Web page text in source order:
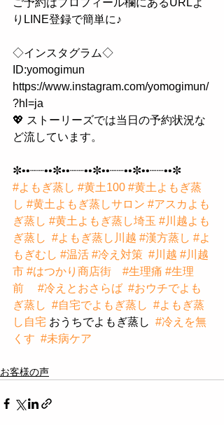
ご予約はプロフィール欄にあるURLよ
りLINE登録で簡単に♪
◇インスタグラム◇
ID:yomogimun
https://www.instagram.com/yomogimun/
?hl=ja
💖 ストーリーズでは当日の予約状況な
ど流しています。
✼••┈┈••✼••┈┈••✼••┈┈••✼••┈┈••✼
#よもぎ蒸し #黄土100 #黄土よもぎ蒸
し #黄土よもぎ蒸しサロン #アスカよも
ぎ蒸し #黄土よもぎ蒸し埼玉 #川越よも
ぎ蒸し #よもぎ蒸し川越 #漢方蒸し #よ
もぎむし #温活 #冷え対策 #川越 #川越
市 #はつかり商店街 #生理痛 #生理
前
#冷えとおさらば #おウチでよも
ぎ蒸し #自宅でよもぎ蒸し #よもぎ蒸
し自宅 おうちでよもぎ蒸し #冷えを無
くす #未病ケア
お客様の声